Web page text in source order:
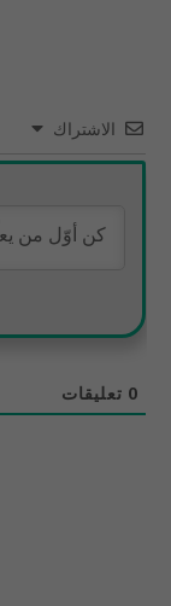
الاشتراك
0 تعليقات